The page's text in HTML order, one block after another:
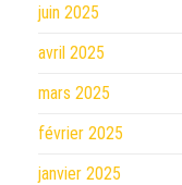
juin 2025
avril 2025
mars 2025
février 2025
janvier 2025